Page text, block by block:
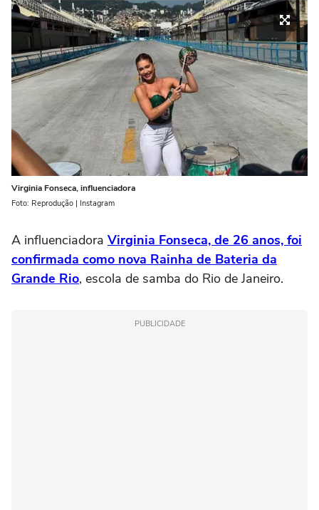
Virginia Fonseca, influenciadora
Foto: Reprodução | Instagram
A influenciadora Virginia Fonseca, de 26 anos, foi
confirmada como nova Rainha de Bateria da
Grande Rio, escola de samba do Rio de Janeiro.
PUBLICIDADE